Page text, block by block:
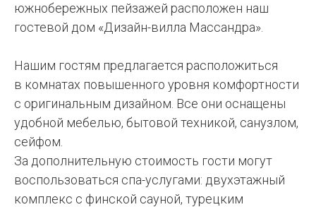
южнобережных пейзажей расположен наш
гостевой дом «Дизайн-вилла Массандра».
Нашим гостям предлагается расположиться
в комнатах повышенного уровня комфортности
с оригинальным дизайном. Все они оснащены
удобной мебелью, бытовой техникой, санузлом,
сейфом.
За дополнительную стоимость гости могут
воспользоваться спа-услугами: двухэтажный
комплекс с финской сауной, турецким